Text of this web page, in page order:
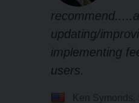
updating/
implementing
users.